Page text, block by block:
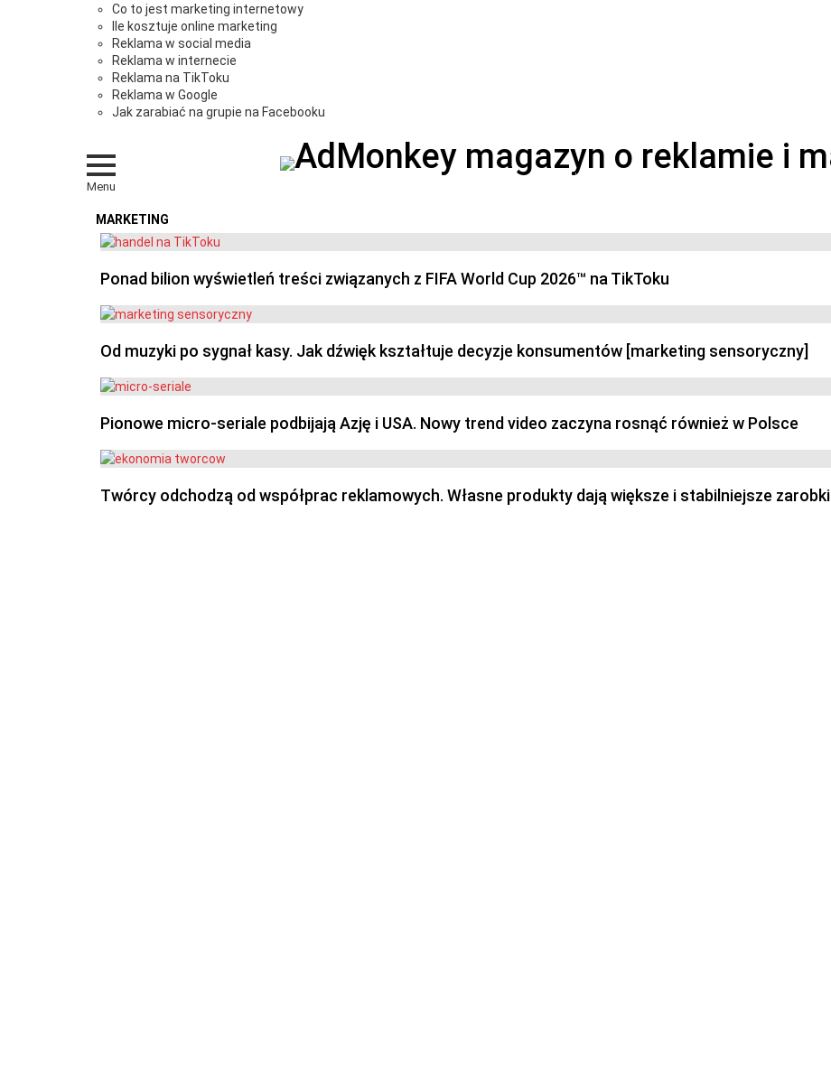
Co to jest marketing internetowy
Ile kosztuje online marketing
Reklama w social media
Reklama w internecie
Reklama na TikToku
Reklama w Google
Jak zarabiać na grupie na Facebooku
Menu magazyn o marketingu, reklamie i kreatywności
MARKETING
OSTATNIE
Ponad bilion wyświetleń treści związanych z FIFA World Cup 2026™ na TikToku
Od muzyki po sygnał kasy. Jak dźwięk kształtuje decyzje konsumentów [marketing sensoryczny]
Pionowe micro-seriale podbijają Azję i USA. Nowy trend video zaczyna rosnąć również w Polsce
Twórcy odchodzą od współprac reklamowych. Własne produkty dają większe i stabilniejsze zarobki